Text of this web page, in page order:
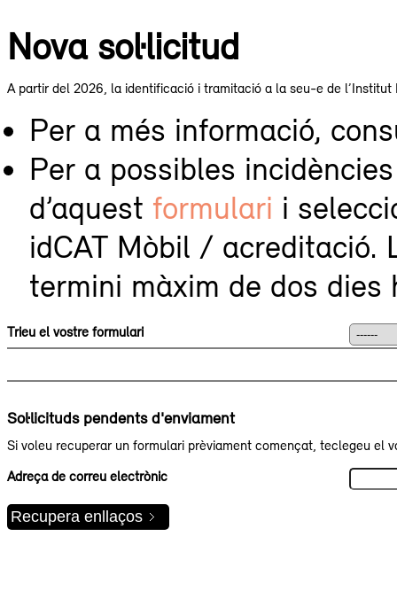
Nova sol·licitud
A partir del 2026, la identificació i tramitació a la seu-e de
Per a més informació,
Per a possibles incidències o errors:
d’aquest formulari i
idCAT Mòbil / acreditació.
termini màxim de dos dies
Trieu el vostre formulari
Sol·licituds pendents d'enviament
Si voleu recuperar un formulari prèviament començat, teclegeu el
Adreça de correu electrònic